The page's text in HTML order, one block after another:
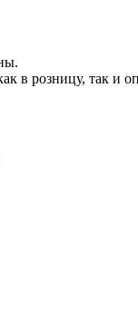
в розницу, так и